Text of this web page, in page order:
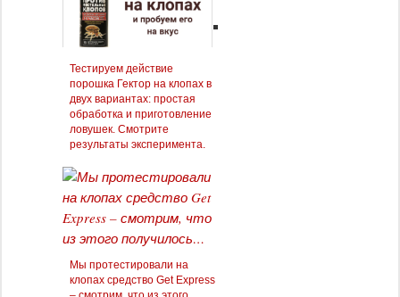
Тестируем действие
порошка Гектор на клопах в
двух вариантах: простая
обработка и приготовление
ловушек. Смотрите
результаты эксперимента.
Мы протестировали на
клопах средство Get Express